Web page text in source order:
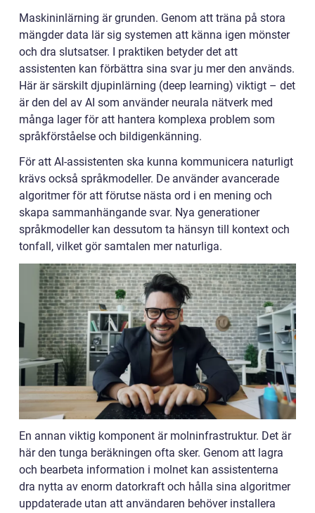
Maskininlärning är grunden. Genom att träna på stora
mängder data lär sig systemen att känna igen mönster
och dra slutsatser. I praktiken betyder det att
assistenten kan förbättra sina svar ju mer den används.
Här är särskilt djupinlärning (deep learning) viktigt – det
är den del av AI som använder neurala nätverk med
många lager för att hantera komplexa problem som
språkförståelse och bildigenkänning.
För att AI-assistenten ska kunna kommunicera naturligt
krävs också språkmodeller. De använder avancerade
algoritmer för att förutse nästa ord i en mening och
skapa sammanhängande svar. Nya generationer
språkmodeller kan dessutom ta hänsyn till kontext och
tonfall, vilket gör samtalen mer naturliga.
En annan viktig komponent är molninfrastruktur. Det är
här den tunga beräkningen ofta sker. Genom att lagra
och bearbeta information i molnet kan assistenterna
dra nytta av enorm datorkraft och hålla sina algoritmer
uppdaterade utan att användaren behöver installera